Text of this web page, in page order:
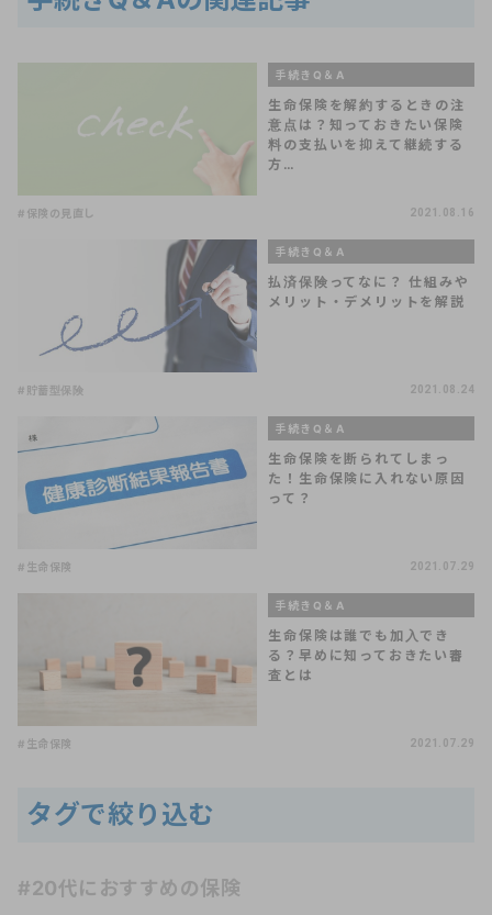
手続きQ＆A
生命保険を解約するときの注
意点は？知っておきたい保険
料の支払いを抑えて継続する
方…
#保険の見直し 2021.08.16
手続きQ＆A
払済保険ってなに？ 仕組みや
メリット・デメリットを解説
#貯蓄型保険 2021.08.24
手続きQ＆A
生命保険を断られてしまっ
た！生命保険に入れない原因
って？
#生命保険 2021.07.29
手続きQ＆A
生命保険は誰でも加入でき
る？早めに知っておきたい審
査とは
#生命保険 2021.07.29
タグで絞り込む
#20代におすすめの保険